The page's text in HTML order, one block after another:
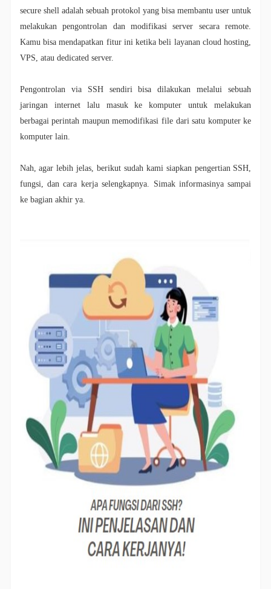
secure shell adalah sebuah protokol yang bisa membantu user untuk
melakukan pengontrolan dan modifikasi server secara remote.
Kamu bisa mendapatkan fitur ini ketika beli layanan cloud hosting,
VPS, atau dedicated server.
Pengontrolan via SSH sendiri bisa dilakukan melalui sebuah
jaringan internet lalu masuk ke komputer untuk melakukan
berbagai perintah maupun memodifikasi file dari satu komputer ke
komputer lain.
Nah, agar lebih jelas, berikut sudah kami siapkan pengertian SSH,
fungsi, dan cara kerja selengkapnya. Simak informasinya sampai
ke bagian akhir ya.